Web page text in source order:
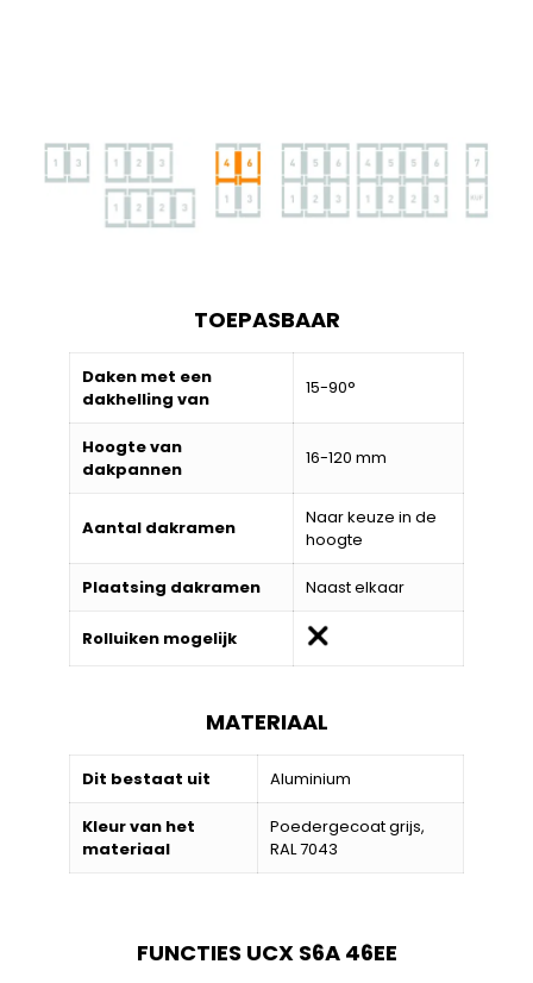
TOEPASBAAR
Daken met een
dakhelling van
15-90°
Hoogte van
dakpannen
16-120 mm
Aantal dakramen
Naar keuze in de
hoogte
Plaatsing dakramen Naast elkaar
Rolluiken mogelijk
MATERIAAL
Dit bestaat uit Aluminium
Kleur van het
materiaal
Poedergecoat grijs,
RAL 7043
FUNCTIES UCX S6A 46EE